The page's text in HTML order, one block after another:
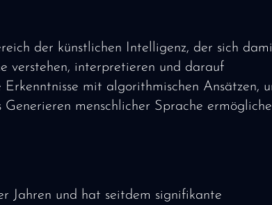
der künstlichen Intelligenz, der sich
verstehen, interpretieren und darauf
mit algorithmischen Ansätzen,
menschlicher Sprache
Jahren und hat seitdem signifikante